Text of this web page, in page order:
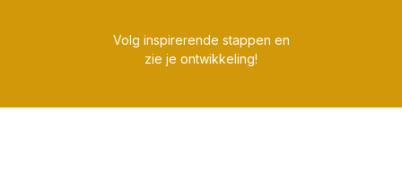
Volg inspirerende stappen en
zie je ontwikkeling!